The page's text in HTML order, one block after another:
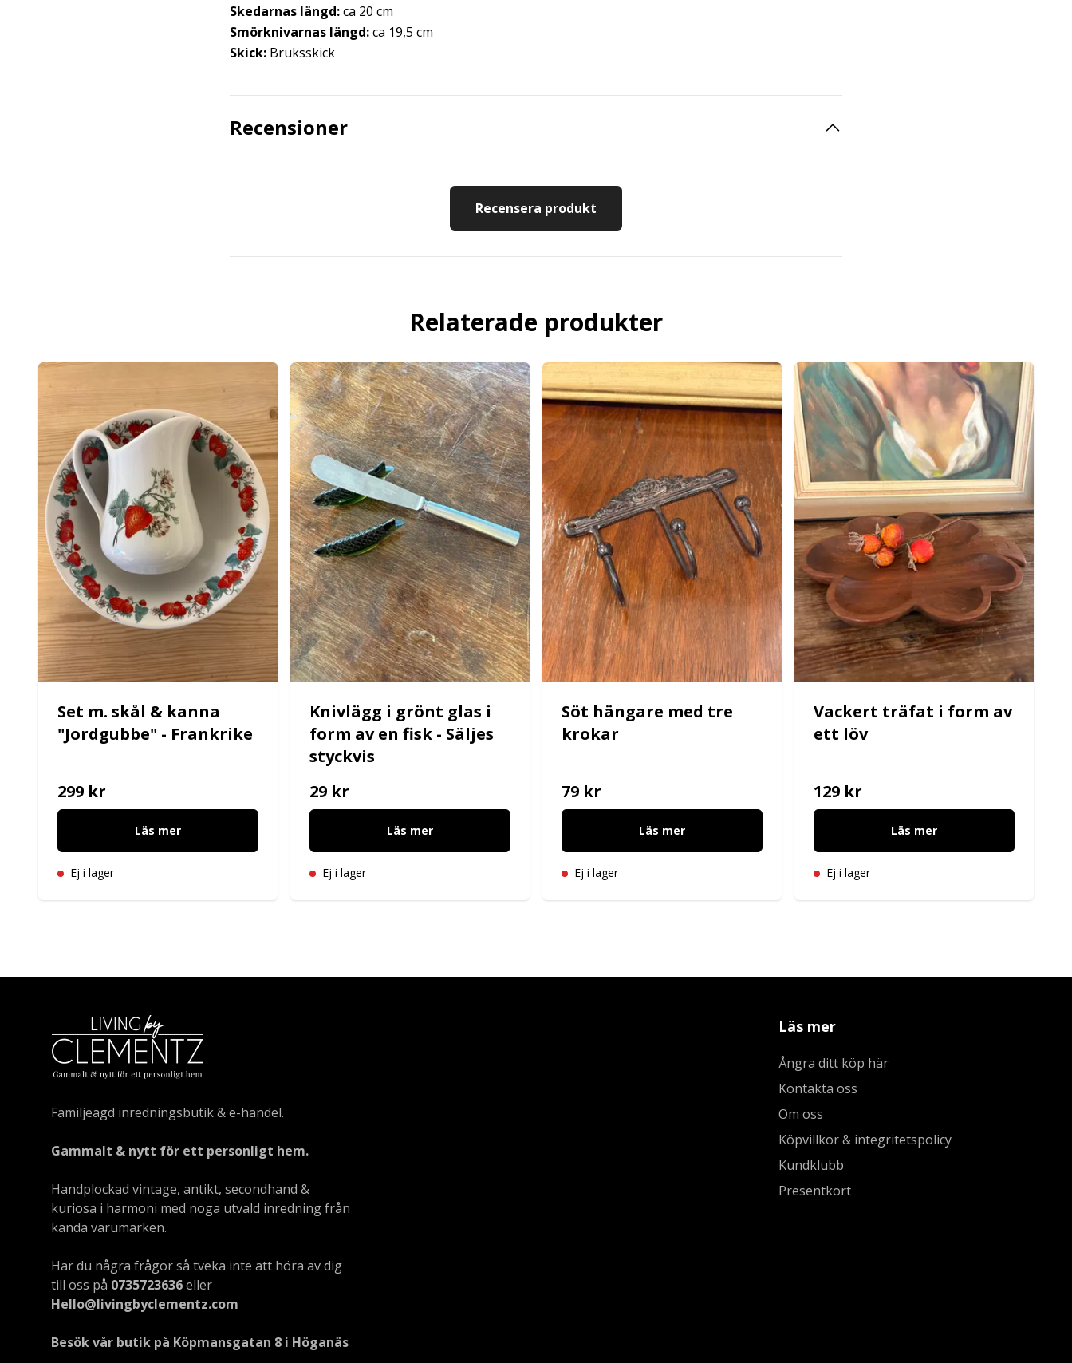
Skedarnas längd:ca 20 cm
Smörknivarnas längd:ca 19,5 cm
Skick: Bruksskick
Recensioner
Recensera produkt
Relaterade produkter
Set m. skål & kanna
"Jordgubbe" - Frankrike
299 kr
Läs mer
Ej i lager
Knivlägg i grönt glas i
form av en fisk - Säljes
styckvis
29 kr
Läs mer
Ej i lager
Söt hängare med tre
krokar
79 kr
Läs mer
Ej i lager
Vackert träfat i form av
ett löv
129 kr
Läs mer
Ej i lager
Familjeägd inredningsbutik & e-handel.
Gammalt & nytt för ett personligt hem.
Handplockad vintage, antikt, secondhand &
kuriosa i harmoni med noga utvald inredning från
kända varumärken.
Har du några frågor så tveka inte att höra av dig
till oss på 0735723636eller
Hello@livingbyclementz.com
Besök vår butik på Köpmansgatan 8 i Höganäs
Läs mer
Ångra ditt köp här
Kontakta oss
Om oss
Köpvillkor & integritetspolicy
Kundklubb
Presentkort